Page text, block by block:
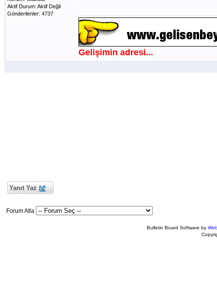
Aktif Durum: Aktif Değil
Gönderilenler: 4737
Gelişimin adresi...
Yanıt Yaz
Forum Atla
Bulletin Board Software by